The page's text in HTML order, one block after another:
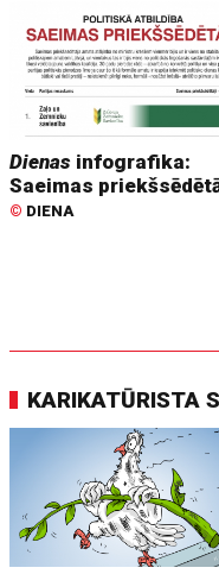
Dienas infografika:
Saeimas
© DIENA
KARIKATŪRISTA